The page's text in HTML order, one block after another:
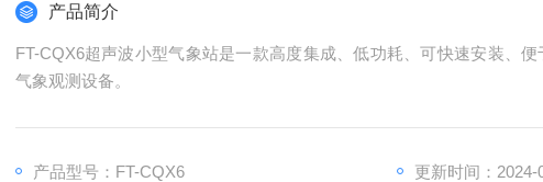
产品简介
FT-CQX6超声波小型气象站是一款高度集成、低功耗、可快速安装、
气象观测设备。
产品型号：FT-CQX6 更新时间：2024-